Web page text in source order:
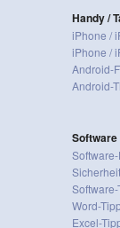
Handy /
iPhone /
iPhone /
Android-
Android-
Software
Word-
Excel-